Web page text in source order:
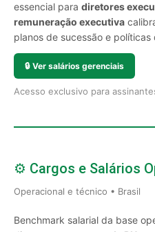
essencial para diretores
remuneração executiva
planos de sucessão e políticas
🔒 Ver salários gerenciais
Acesso exclusivo para
⚙️ Cargos e Salários
Operacional e técnico • Brasil
Benchmark salarial da base